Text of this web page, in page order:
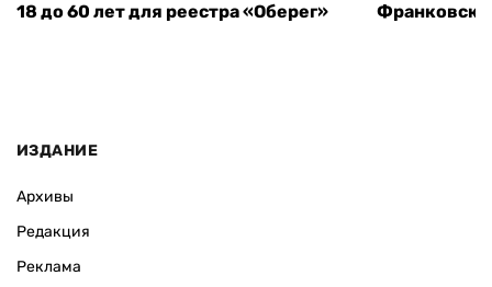
18 до 60 лет для реестра «Оберег»
ИЗДАНИЕ
Архивы
Редакция
Реклама